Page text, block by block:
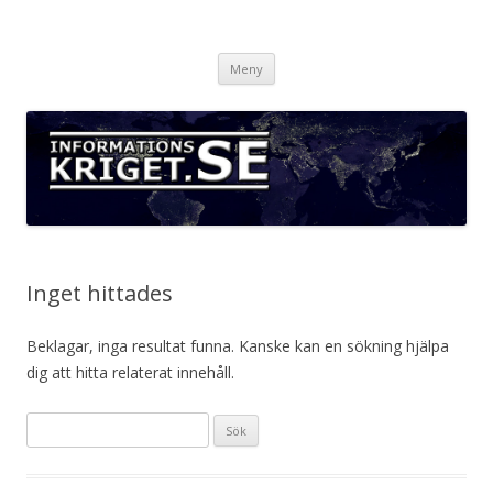
Meny
Inget hittades
Beklagar, inga resultat funna. Kanske kan en sökning hjälpa
dig att hitta relaterat innehåll.
efter: